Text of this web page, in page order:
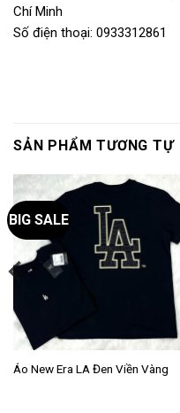
Chí Minh
Số điện thoại: 0933312861
SẢN PHẨM TƯƠNG TỰ
BIG SALE
Áo New Era LA Đen Viền Vàng
Sản